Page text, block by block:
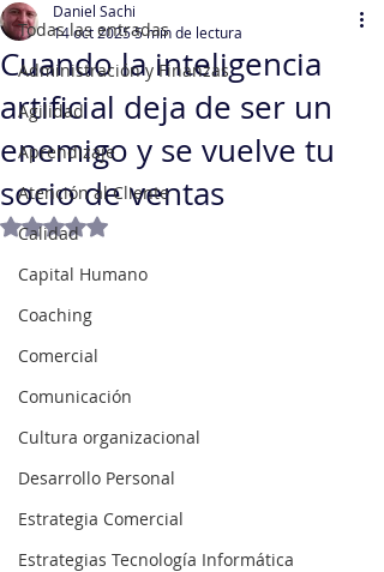
Todas las entradas
Administración y Finanzas
Agilidad
Aprendizaje
Atención al Cliente
Calidad
Capital Humano
Coaching
Comercial
Comunicación
Cultura organizacional
Desarrollo Personal
Estrategia Comercial
Estrategias Tecnología Informática
Cuando la inteligencia
artificial deja de ser un
enemigo y se vuelve tu
socio de ventas
Daniel Sachi
14 oct 20255 min de lectura
Obtuvo NaN de 5 estrellas.